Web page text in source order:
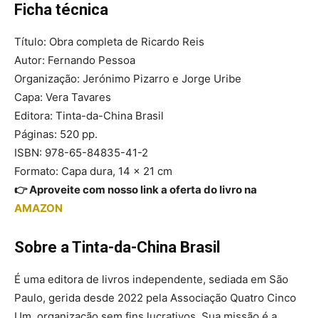
Ficha técnica
Título: Obra completa de Ricardo Reis
Autor: Fernando Pessoa
Organização: Jerónimo Pizarro e Jorge Uribe
Capa: Vera Tavares
Editora: Tinta-da-China Brasil
Páginas: 520 pp.
ISBN: 978-65-84835-41-2
Formato: Capa dura, 14 x 21 cm
👉 Aproveite com nosso link a oferta do livro na
AMAZON
Sobre a Tinta-da-China Brasil
É uma editora de livros independente, sediada em São
Paulo, gerida desde 2022 pela Associação Quatro Cinco